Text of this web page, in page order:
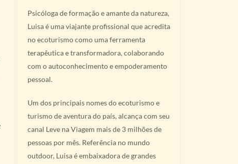
Psicóloga de formação e amante da natureza,
Luisa é uma viajante profissional que acredita
no ecoturismo como uma ferramenta
terapêutica e transformadora, colaborando
com o autoconhecimento e empoderamento
pessoal.
Um dos principais nomes do ecoturismo e
turismo de aventura do país, alcança com seu
canal Leve na Viagem mais de 3 milhões de
pessoas por mês. Referência no mundo
outdoor, Luisa é embaixadora de grandes